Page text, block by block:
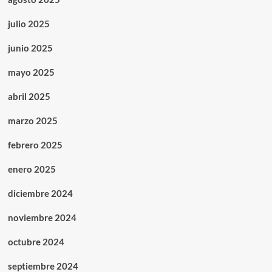
julio 2025
junio 2025
mayo 2025
abril 2025
marzo 2025
febrero 2025
enero 2025
diciembre 2024
noviembre 2024
octubre 2024
septiembre 2024